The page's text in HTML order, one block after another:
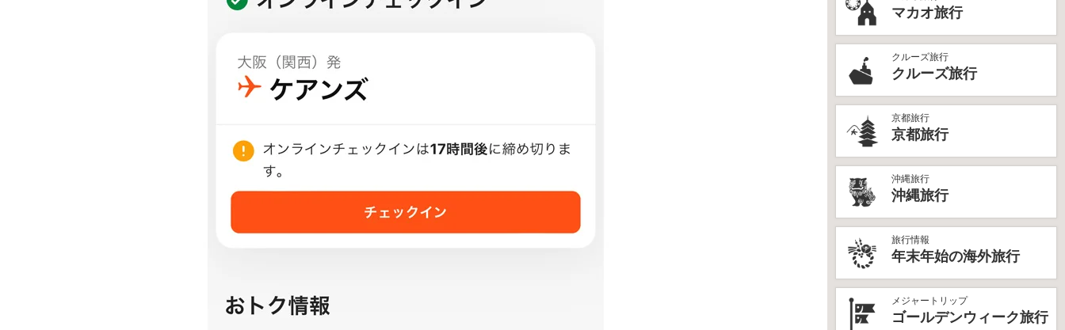
マカオ旅行
クルーズ旅行
クルーズ旅行
京都旅行
京都旅行
沖縄旅行
沖縄旅行
旅行情報
年末年始の海外旅行
メジャートリップ
ゴールデンウィーク旅行